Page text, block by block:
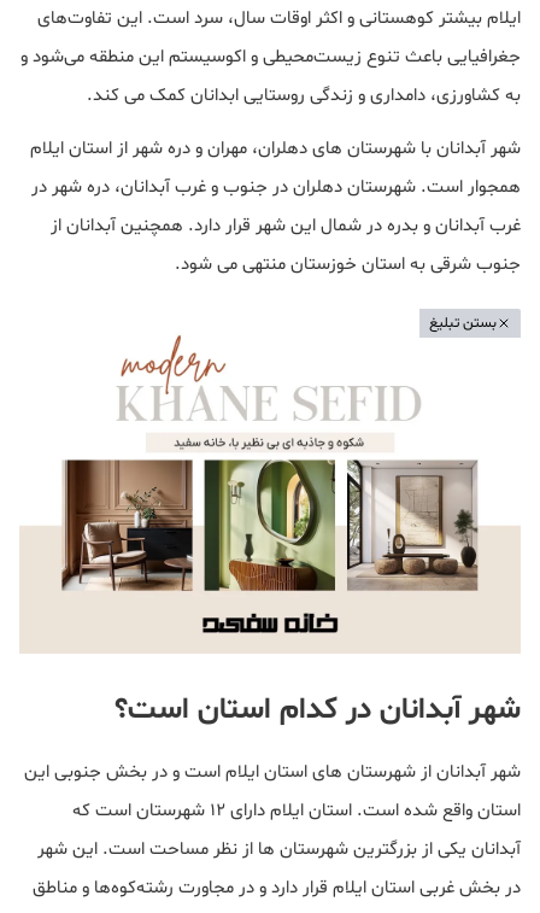
ایلام بیشتر کوهستانی و اکثر اوقات سال، سرد است. این تفاوت‌های
جغرافیایی باعث تنوع زیست‌محیطی و اکوسیستم‌ این منطقه می‌شود و
به کشاورزی، دامداری و زندگی روستایی ابدانان کمک می کند.
شهر آبدانان با شهرستان های دهلران، مهران و دره شهر از استان ایلام
همجوار است. شهرستان دهلران در جنوب و غرب آبدانان، دره شهر در
غرب آبدانان و بدره در شمال این شهر قرار دارد. همچنین آبدانان از
جنوب شرقی به استان خوزستان منتهی می شود.
بستن تبلیغ
شهر آبدانان در کدام استان است؟
شهر آبدانان از شهرستان های استان ایلام است و در بخش جنوبی این
استان واقع شده است. استان ایلام دارای 12 شهرستان است که
آبدانان یکی از بزرگترین شهرستان ها از نظر مساحت است. این شهر
در بخش غربی استان ایلام قرار دارد و در مجاورت رشته‌کوه‌ها و مناطق